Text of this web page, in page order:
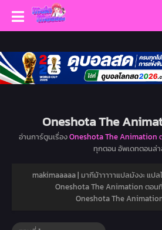
Oneshota The
อ่านการ์ตูนเรื่องOneshota The Animation
ทุกตอน อัพเดทตอนล่
makimaaaaa | มากีม้าาาาาแปลมังงะ แป
Oneshota The Animation ตอน
Oneshota The